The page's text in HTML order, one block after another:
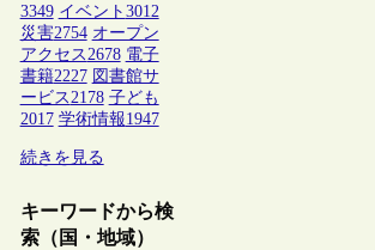
3349 イベント 3012
災害2754 オープン
アクセス 2678 電子
書籍2227 図書館サ
ービス 2178 子ども
2017 学術情報1947
続きを見る
キーワードから検
索（国・地域）